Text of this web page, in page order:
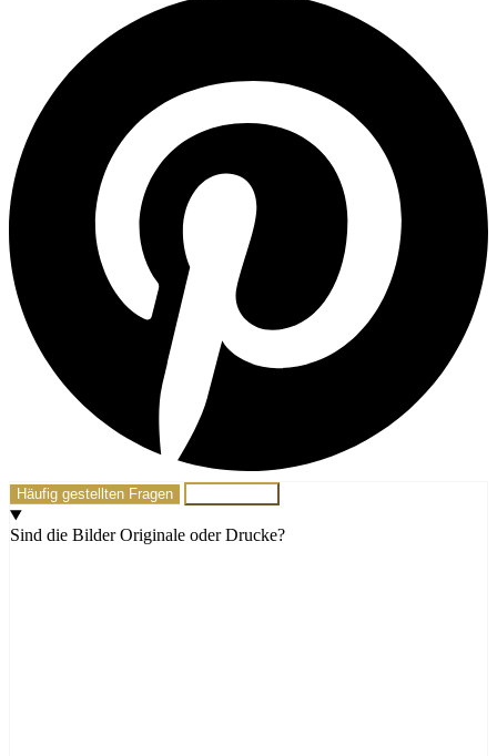
Häufig gestellten Fragen
Sind die Bilder Originale oder Drucke?